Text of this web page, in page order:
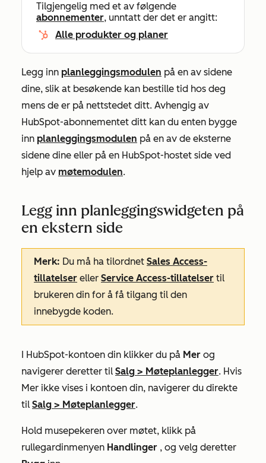
Tilgjengelig med et av følgende
abonnementer, unntatt der det er angitt:
Alle produkter og planer
Legg inn planleggingsmodulen på en av sidene
dine, slik at besøkende kan bestille tid hos deg
mens de er på nettstedet ditt. Avhengig av
HubSpot-abonnementet ditt kan du enten bygge
inn planleggingsmodulen på en av de eksterne
sidene dine eller på en HubSpot-hostet side ved
hjelp av møtemodulen.
Legg inn planleggingswidgeten på
en ekstern side
Merk: Du må ha tilordnet Sales Access-
tillatelser eller Service Access-tillatelser til
brukeren din for å få tilgang til den
innebygde koden.
I HubSpot-kontoen din klikker du på Mer og
navigerer deretter til Salg > Møteplanlegger. Hvis
Mer ikke vises i kontoen din, navigerer du direkte
til Salg > Møteplanlegger.
Hold musepekeren over møtet, klikk på
rullegardinmenyen Handlinger , og velg deretter